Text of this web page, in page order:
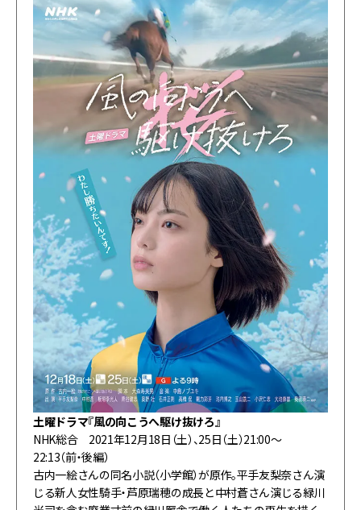
土曜ドラマ『風の向こうへ駆け抜けろ』
NHK総合 2021年12月18日（土）、25日（土）21:00～
22:13（前・後編）
古内一絵さんの同名小説（小学館）が原作。平手友梨奈さん演
じる新人女性騎手・芦原瑞穂の成長と中村蒼さん演じる緑川